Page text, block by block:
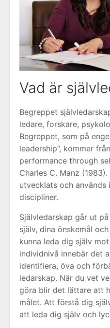
Vad är
Begreppet
ledare, forskare,
Begreppet, som på
leadership”, kommer
performance through
Charles C. Manz
utvecklats och används
discipliner.
Självledarskap går ut
själv, dina önskemål
kunna leda dig själv
individnivå innebär det
identifiera, öva och
ledarskap. När du vet
göra blir det lättare att
målet. Att förstå dig
att leda dig själv och